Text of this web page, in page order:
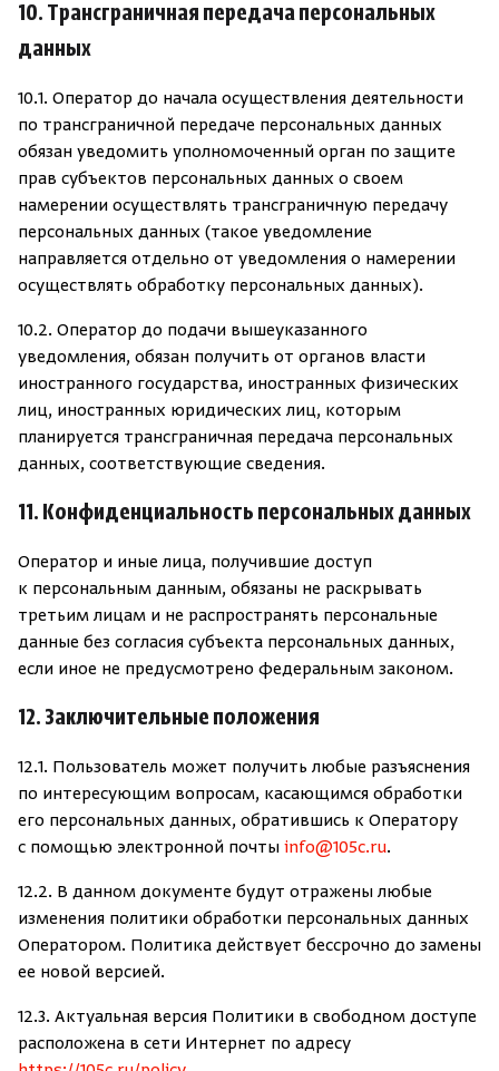
10. Трансграничная передача персональных
данных
10.1. Оператор до начала осуществления деятельности
по трансграничной передаче персональных данных
обязан уведомить уполномоченный орган по защите
прав субъектов персональных данных о своем
намерении осуществлять трансграничную передачу
персональных данных (такое уведомление
направляется отдельно от уведомления о намерении
осуществлять обработку персональных данных).
10.2. Оператор до подачи вышеуказанного
уведомления, обязан получить от органов власти
иностранного государства, иностранных физических
лиц, иностранных юридических лиц, которым
планируется трансграничная передача персональных
данных, соответствующие сведения.
11. Конфиденциальность персональных данных
Оператор и иные лица, получившие доступ
к персональным данным, обязаны не раскрывать
третьим лицам и не распространять персональные
данные без согласия субъекта персональных данных,
если иное не предусмотрено федеральным законом.
12. Заключительные положения
12.1. Пользователь может получить любые разъяснения
по интересующим вопросам, касающимся обработки
его персональных данных, обратившись к Оператору
с помощью электронной почты info@105c.ru.
12.2. В данном документе будут отражены любые
изменения политики обработки персональных данных
Оператором. Политика действует бессрочно до замены
ее новой версией.
12.3. Актуальная версия Политики в свободном доступе
расположена в сети Интернет по адресу